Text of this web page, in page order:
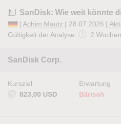
SanDisk: Wie weit könnte
| Achim Mautz | 28.07.2026 |
Gültigkeit der Analyse:
2 Wochen
SanDisk Corp.
Kursziel
823,00 USD
Erwartung
Bärisch